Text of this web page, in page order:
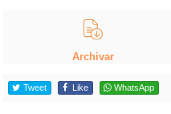
Archivar
Tweet Like WhatsApp